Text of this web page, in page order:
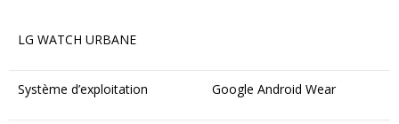
LG WATCH URBANE
Système d’exploitation Google Android Wear